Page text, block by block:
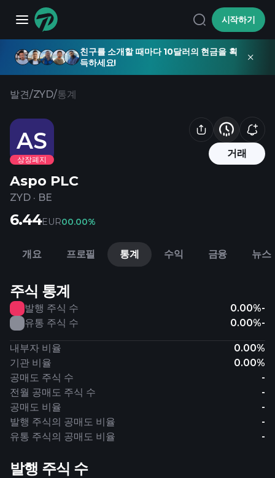
시작하기
친구를 소개할 때마다 10달러의 현금을 획
득하세요!
발견/ZYD/통계
AS
상장폐지
거래
Aspo PLC
ZYD · BE
6.44EUR00.00%
개요 프로필 통계 수익 금융 뉴스
주식 통계
발행 주식 수 0.00%-
유통 주식 수
0.00%-
내부자 비율
0.00%
기관 비율
0.00%
공매도 주식 수
-
전월 공매도 주식 수
-
공매도 비율
-
발행 주식의 공매도 비율
-
유통 주식의 공매도 비율
-
발행 주식 수